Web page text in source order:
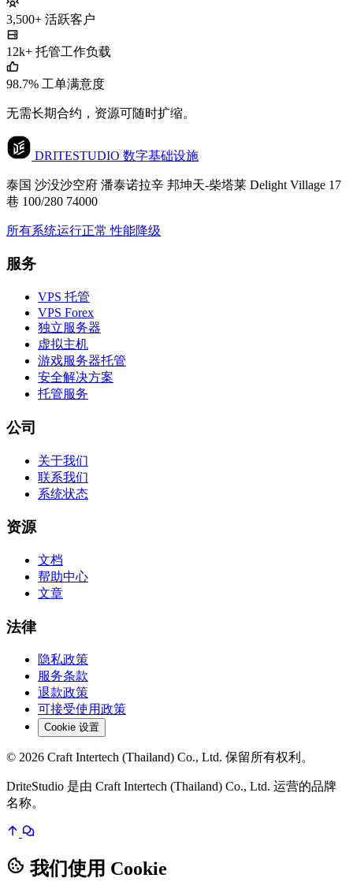
3,500+ 活跃客户
12k+ 托管工作负载
98.7% 工单满意度
无需长期合约，资源可随时扩缩。
DRITESTUDIO 数字基础设施
泰国 沙没沙空府 潘泰诺拉辛 邦坤天-柴塔莱 Delight Village 17
巷 100/280 74000
所有系统运行正常 性能降级
服务
VPS 托管
VPS Forex
独立服务器
虚拟主机
游戏服务器托管
安全解决方案
托管服务
公司
关于我们
联系我们
系统状态
资源
文档
帮助中心
文章
法律
隐私政策
服务条款
退款政策
可接受使用政策
Cookie 设置
© 2026 Craft Intertech (Thailand) Co., Ltd. 保留所有权利。
DriteStudio 是由 Craft Intertech (Thailand) Co., Ltd. 运营的品牌
名称。
我们使用 Cookie